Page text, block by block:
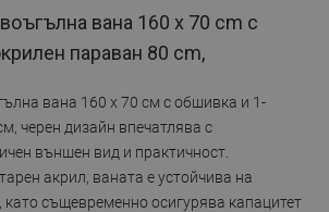
вана 160 x 70 cm с
параван 80 cm,
вана 160 x 70 см с обшивка и 1-
черен дизайн впечатлява с
външен вид и практичност.
акрил, ваната е устойчива на
като същевременно осигурява капацитет